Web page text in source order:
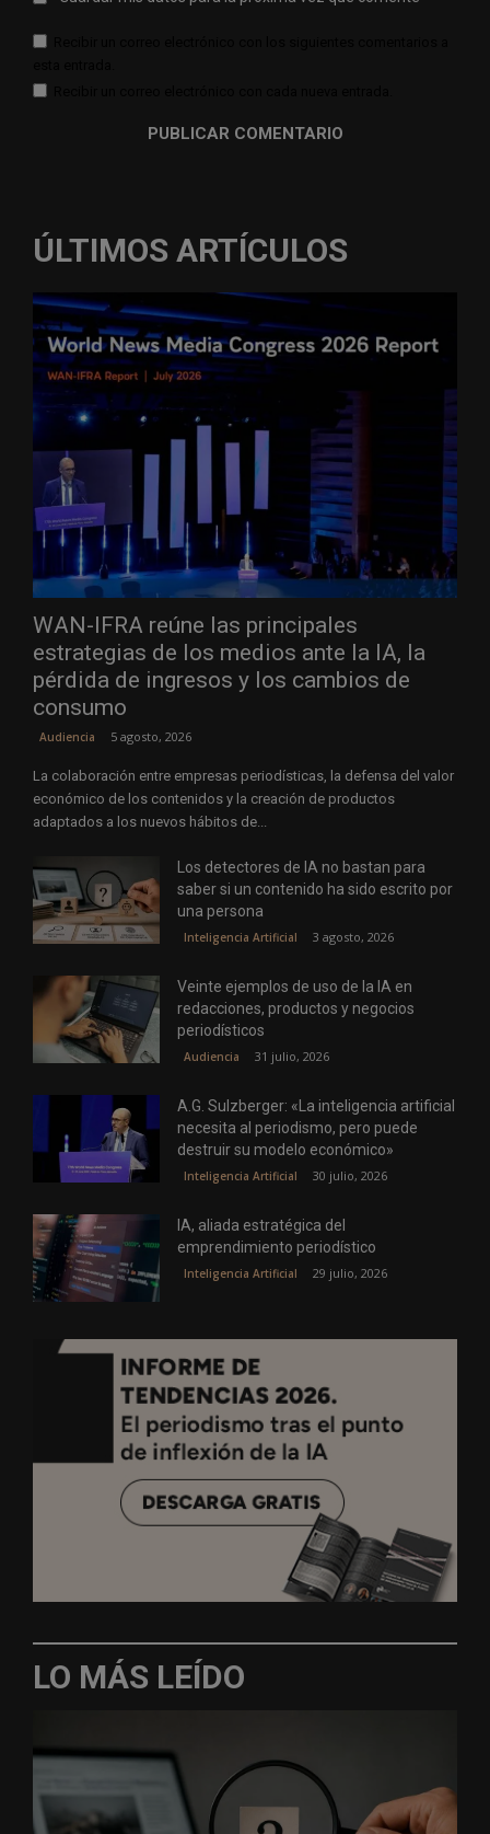
ÚLTIMOS ARTÍCULOS
WAN-IFRA reúne las principales
estrategias de los medios ante la IA, la
pérdida de ingresos y los cambios de
consumo
Audiencia 5 agosto, 2026
La colaboración entre empresas periodísticas, la defensa del valor
económico de los contenidos y la creación de productos
adaptados a los nuevos hábitos de...
Los detectores de IA no bastan para
saber si un contenido ha sido escrito por
una persona
Inteligencia Artificial 3 agosto, 2026
Veinte ejemplos de uso de la IA en
redacciones, productos y negocios
periodísticos
Audiencia 31 julio, 2026
A.G. Sulzberger: «La inteligencia artificial
necesita al periodismo, pero puede
destruir su modelo económico»
Inteligencia Artificial 30 julio, 2026
IA, aliada estratégica del
emprendimiento periodístico
Inteligencia Artificial 29 julio, 2026
LO MÁS LEÍDO